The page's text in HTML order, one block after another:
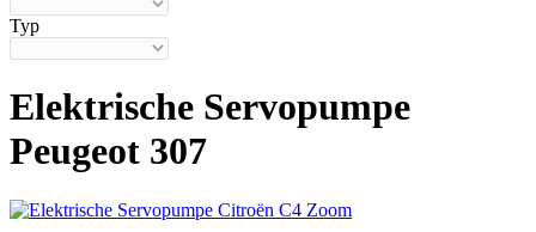
Typ
Elektrische Servopumpe
Peugeot 307
Zoom